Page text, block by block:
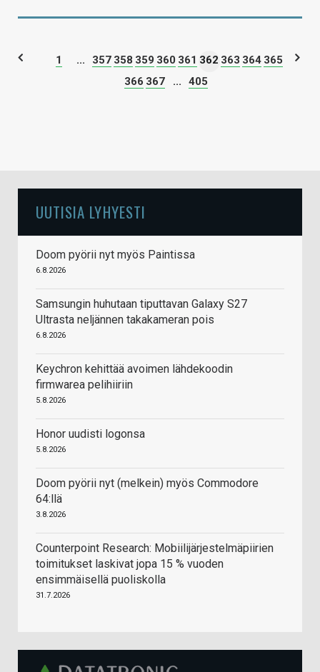
1 ... 357 358 359 360 361 362 363 364 365
366 367 ... 405
UUTISIA LYHYESTI
Doom pyörii nyt myös Paintissa
6.8.2026
Samsungin huhutaan tiputtavan Galaxy S27
Ultrasta neljännen takakameran pois
6.8.2026
Keychron kehittää avoimen lähdekoodin
firmwarea pelihiiriin
5.8.2026
Honor uudisti logonsa
5.8.2026
Doom pyörii nyt (melkein) myös Commodore
64:llä
3.8.2026
Counterpoint Research: Mobiilijärjestelmäpiirien
toimitukset laskivat jopa 15 % vuoden
ensimmäisellä puoliskolla
31.7.2026